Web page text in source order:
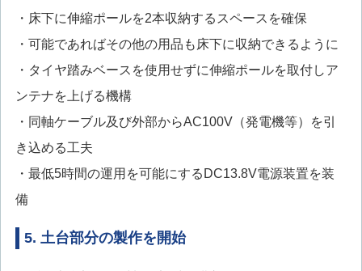
・床下に伸縮ポールを2本収納するスペースを確保
・可能であればその他の用品も床下に収納できるように
・タイヤ踏みベースを使用せずに伸縮ポールを取付しア
ンテナを上げる機構
・同軸ケーブル及び外部からAC100V（発電機等）を引
き込める工夫
・最低5時間の運用を可能にするDC13.8V電源装置を装
備
5. 土台部分の製作を開始